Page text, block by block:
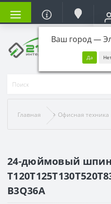
Ваш город —
Главная Офисная техника
24-дюймовый
B3Q36A